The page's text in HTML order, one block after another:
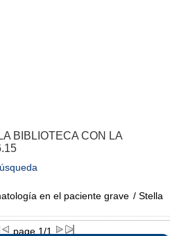
BIBLIOTECA CON LA
en el paciente grave / Stella
page 1/1